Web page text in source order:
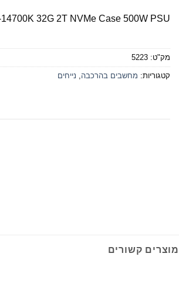
32G 2T NVMe Case 500W PSU
מק"ט: 5223
קטגוריות: מחשבים בהרכבה נייחים
מוצרים קשורים